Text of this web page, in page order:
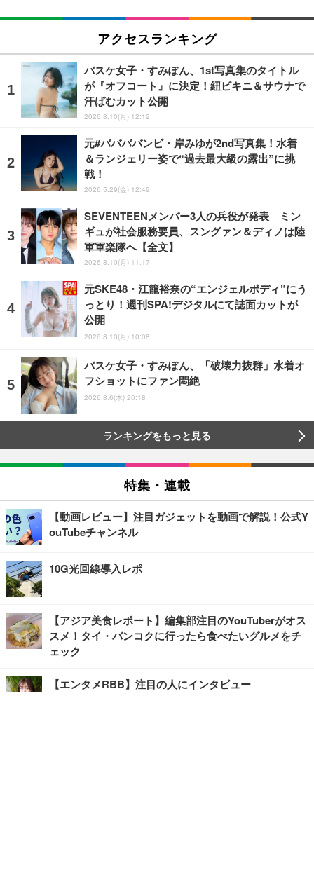
アクセスランキング
バスケ女子・すみぽん、1st写真集のタイトル
が『オフコート』に決定！紐ビキニ＆サウナで
汗ばむカット公開
2026.8.10(月) 12:12
元#ババババンビ・岸みゆが2nd写真集！水着
＆ランジェリー姿で“過去最大級の露出”に挑
戦！
2026.5.29(金) 12:49
SEVENTEENメンバー3人の兵役が発表 ミン
ギュが社会服務要員、スングァン＆ディノは陸
軍軍楽隊へ【全文】
2026.8.10(月) 11:17
元SKE48・江籠裕奈の“エンジェルボディ”にう
っとり！週刊SPA!デジタルにて誌面カットが
公開
2026.8.10(月) 10:08
バスケ女子・すみぽん、「破壊力抜群」水着オ
フショットにファン悶絶
2026.8.6(木) 20:18
ランキングをもっと見る
特集・連載
【動画レビュー】注目ガジェットを動画で解説！公式Y
ouTubeチャンネル
10G光回線導入レポ
【アジア美食レポート】編集部注目のYouTuberがオス
スメ！タイ・バンコクに行ったら食べたいグルメをチ
ェック
【エンタメRBB】注目の人にインタビュー